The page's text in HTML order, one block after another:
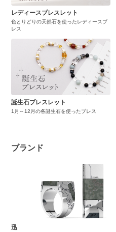
レディースブレスレット
色とりどりの天然石を使ったレディースブ
レス
誕生石ブレスレット
1月～12月の各誕生石を使ったブレス
ブランド
迅